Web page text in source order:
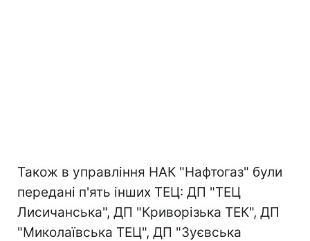
Також в управління НАК "Нафтогаз" були
передані п'ять інших ТЕЦ: ДП "ТЕЦ
Лисичанська", ДП "Криворізька ТЕК", ДП
"Миколаївська ТЕЦ", ДП "Зуєвська